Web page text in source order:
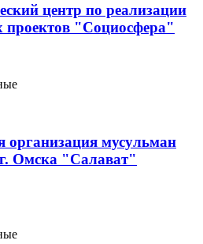
центр по реализации
проектов "Социосфера"
организация мусульман
Омска "Салават"